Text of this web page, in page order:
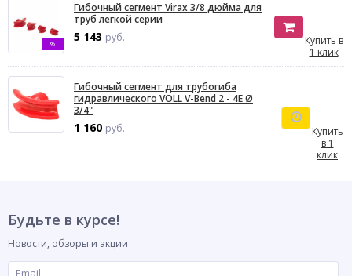
%
Гибочный сегмент Virax 3/8 дюйма для
труб легкой серии
5 143 руб.
Купить в
1 клик
Гибочный сегмент для трубогиба
гидравлического VOLL V-Bend 2 - 4Е Ø
3/4"
1 160 руб.
Купить
в 1
клик
Будьте в курсе!
Новости, обзоры и акции